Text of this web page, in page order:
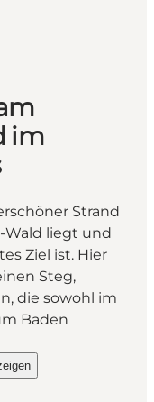
im
Strand
Wald liegt und
Ziel ist. Hier
Steg,
die sowohl im
Baden
am Marselisborg
am Marselisborg